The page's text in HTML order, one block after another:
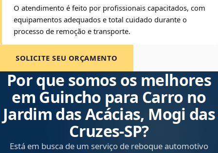
O atendimento é feito por profissionais capacitados, com
equipamentos adequados e total cuidado durante o
processo de remoção e transporte.
SOLICITE SEU ORÇAMENTO
Por que somos os melhores
em Guincho para Carro no
Jardim das Acácias, Mogi das
Cruzes‑SP?
Está em busca de um serviço de reboque automotivo